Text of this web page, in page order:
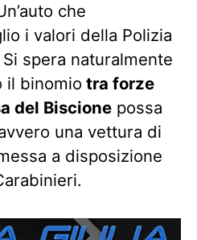
che
i valori della Polizia
spera naturalmente
il binomio tra forze
del Biscione possa
una vettura di
a disposizione